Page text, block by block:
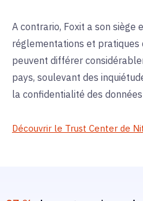
A contrario, Foxit a son siège
réglementations et pratiques
peuvent différer
pays, soulevant des
la confidentialité des
Découvrir le Trust Center de